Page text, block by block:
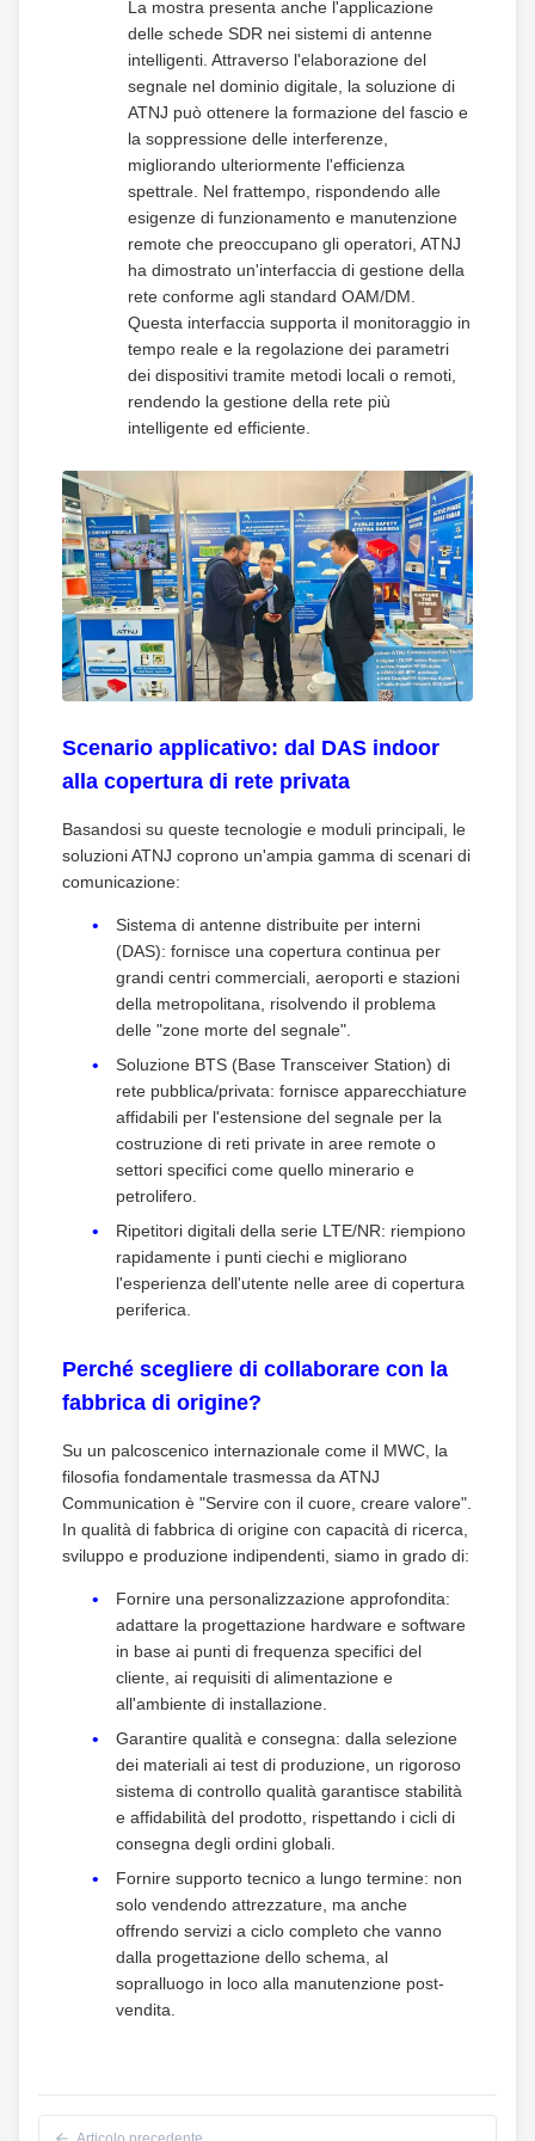
La mostra presenta anche l'applicazione
delle schede SDR nei sistemi di antenne
intelligenti. Attraverso l'elaborazione del
segnale nel dominio digitale, la soluzione di
ATNJ può ottenere la formazione del fascio e
la soppressione delle interferenze,
migliorando ulteriormente l'efficienza
spettrale. Nel frattempo, rispondendo alle
esigenze di funzionamento e manutenzione
remote che preoccupano gli operatori, ATNJ
ha dimostrato un'interfaccia di gestione della
rete conforme agli standard OAM/DM.
Questa interfaccia supporta il monitoraggio in
tempo reale e la regolazione dei parametri
dei dispositivi tramite metodi locali o remoti,
rendendo la gestione della rete più
intelligente ed efficiente.
Scenario applicativo: dal DAS indoor
alla copertura di rete privata
Basandosi su queste tecnologie e moduli principali, le
soluzioni ATNJ coprono un'ampia gamma di scenari di
comunicazione:
Sistema di antenne distribuite per interni
(DAS): fornisce una copertura continua per
grandi centri commerciali, aeroporti e stazioni
della metropolitana, risolvendo il problema
delle "zone morte del segnale".
Soluzione BTS (Base Transceiver Station) di
rete pubblica/privata: fornisce apparecchiature
affidabili per l'estensione del segnale per la
costruzione di reti private in aree remote o
settori specifici come quello minerario e
petrolifero.
Ripetitori digitali della serie LTE/NR: riempiono
rapidamente i punti ciechi e migliorano
l'esperienza dell'utente nelle aree di copertura
periferica.
Perché scegliere di collaborare con la
fabbrica di origine?
Su un palcoscenico internazionale come il MWC, la
filosofia fondamentale trasmessa da ATNJ
Communication è "Servire con il cuore, creare valore".
In qualità di fabbrica di origine con capacità di ricerca,
sviluppo e produzione indipendenti, siamo in grado di:
Fornire una personalizzazione approfondita:
adattare la progettazione hardware e software
in base ai punti di frequenza specifici del
cliente, ai requisiti di alimentazione e
all'ambiente di installazione.
Garantire qualità e consegna: dalla selezione
dei materiali ai test di produzione, un rigoroso
sistema di controllo qualità garantisce stabilità
e affidabilità del prodotto, rispettando i cicli di
consegna degli ordini globali.
Fornire supporto tecnico a lungo termine: non
solo vendendo attrezzature, ma anche
offrendo servizi a ciclo completo che vanno
dalla progettazione dello schema, al
sopralluogo in loco alla manutenzione post-
vendita.